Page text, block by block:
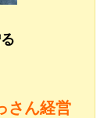
さん経営